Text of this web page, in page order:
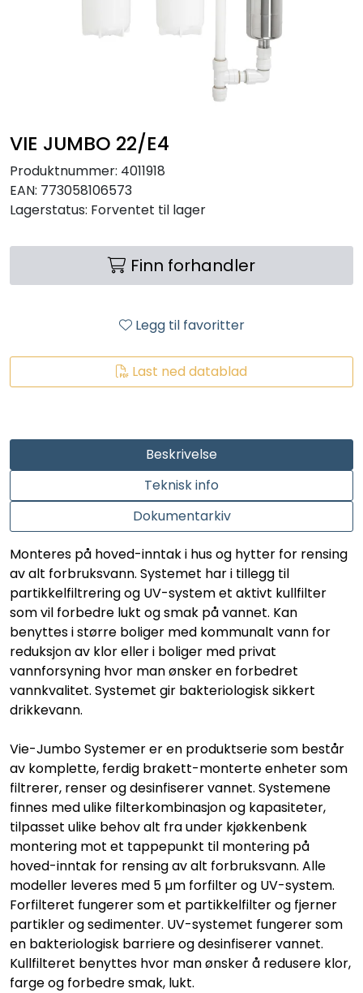
VIE JUMBO 22/E4
Produktnummer: 4011918
EAN: 773058106573
Lagerstatus: Forventet til lager
Finn forhandler
Legg til favoritter
Last ned datablad
Beskrivelse
Teknisk info
Dokumentarkiv
Monteres på hoved-inntak i hus og hytter for rensing
av alt forbruksvann. Systemet har i tillegg til
partikkelfiltrering og UV-system et aktivt kullfilter
som vil forbedre lukt og smak på vannet. Kan
benyttes i større boliger med kommunalt vann for
reduksjon av klor eller i boliger med privat
vannforsyning hvor man ønsker en forbedret
vannkvalitet. Systemet gir bakteriologisk sikkert
drikkevann.
Vie-Jumbo Systemer er en produktserie som består
av komplette, ferdig brakett-monterte enheter som
filtrerer, renser og desinfiserer vannet. Systemene
finnes med ulike filterkombinasjon og kapasiteter,
tilpasset ulike behov alt fra under kjøkkenbenk
montering mot et tappepunkt til montering på
hoved-inntak for rensing av alt forbruksvann. Alle
modeller leveres med 5 µm forfilter og UV-system.
Forfilteret fungerer som et partikkelfilter og fjerner
partikler og sedimenter. UV-systemet fungerer som
en bakteriologisk barriere og desinfiserer vannet.
Kullfilteret benyttes hvor man ønsker å redusere klor,
farge og forbedre smak, lukt.
HUS OG HYTTE
ANALYSEVERKTØY
FILTERMEDIA
LAGERSALG
Marked
Aktuelt
Om oss
Kontakt